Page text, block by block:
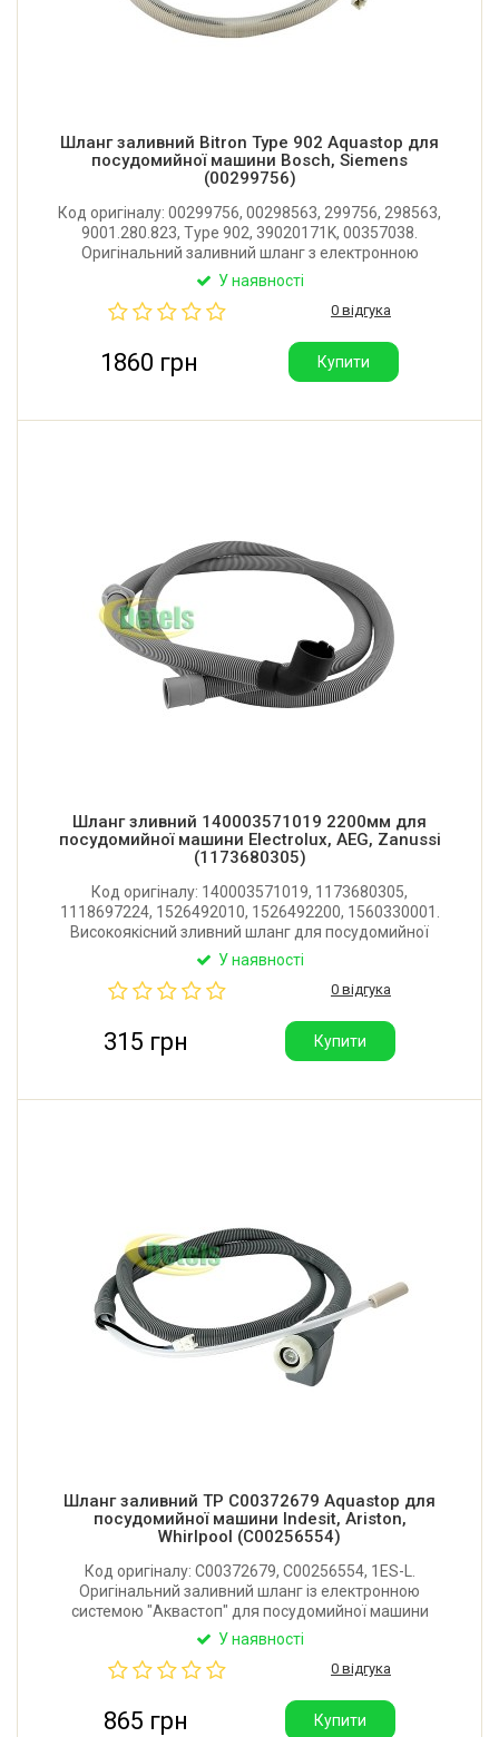
Шланг заливний Bitron Type 902 Aquastop для
посудомийної машини Bosch, Siemens
(00299756)
Код оригіналу: 00299756, 00298563, 299756, 298563,
9001.280.823, Type 902, 39020171K, 00357038.
Оригінальний заливний шланг з електронною
системою Aquastop для посудомийної машини
Виробник: Bitron (Італія).
У наявності
0 відгука
1860 грн Купити
Шланг зливний 140003571019 2200мм для
посудомийної машини Electrolux, AEG, Zanussi
(1173680305)
Код оригіналу: 140003571019, 1173680305,
1118697224, 1526492010, 1526492200, 1560330001.
Високоякісний зливний шланг для посудомийної
машини Electrolux, AEG, Zanussi. Довжина: 2200 мм.
У наявності
0 відгука
315 грн Купити
Шланг заливний TP C00372679 Aquastop для
посудомийної машини Indesit, Ariston,
Whirlpool (C00256554)
Код оригіналу: C00372679, C00256554, 1ES-L.
Оригінальний заливний шланг із електронною
системою "Аквастоп" для посудомийної машини
Indesit, Ariston, Hotpoint-Ariston, Whirlpool. Довжина:
У наявності
0 відгука
865 грн Купити